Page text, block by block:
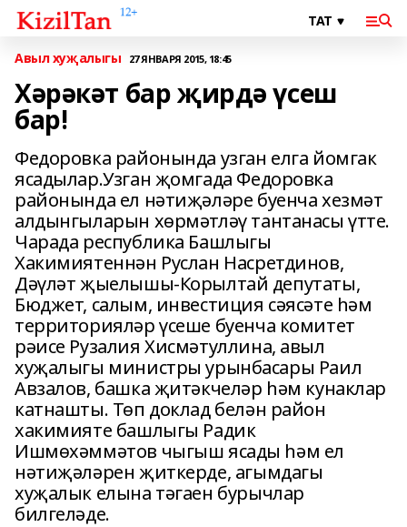
Авыл хуҗалыгы 27 ЯНВАРЯ 2015, 18:45
Хәрәкәт бар җирдә үсеш
бар!
Федоровка районында узган елга йомгак
ясадылар.Узган җомгада Федоровка
районында ел нәтиҗәләре буенча хезмәт
алдынгыларын хөрмәтләү тантанасы үтте.
Чарада республика Башлыгы
Хакимиятеннән Руслан Насретдинов,
Дәүләт җыелышы-Корылтай депутаты,
Бюджет, салым, инвестиция сәясәте һәм
территорияләр үсеше буенча комитет
рәисе Рузалия Хисмәтуллина, авыл
хуҗалыгы министры урынбасары Раил
Авзалов, башка җитәкчеләр һәм кунаклар
катнашты. Төп доклад белән район
хакимияте башлыгы Радик
Ишмөхәммәтов чыгыш ясады һәм ел
нәтиҗәләрен җиткерде, агымдагы
хуҗалык елына тәгаен бурычлар
билгеләде.